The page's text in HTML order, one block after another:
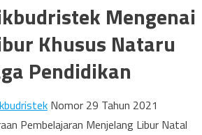
Mengenai
Khusus Nataru
Pendidikan
Nomor 29 Tahun 2021
Pembelajaran Menjelang Libur Natal